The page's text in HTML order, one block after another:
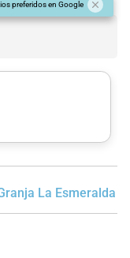
preferidos en Google
La Esmeralda